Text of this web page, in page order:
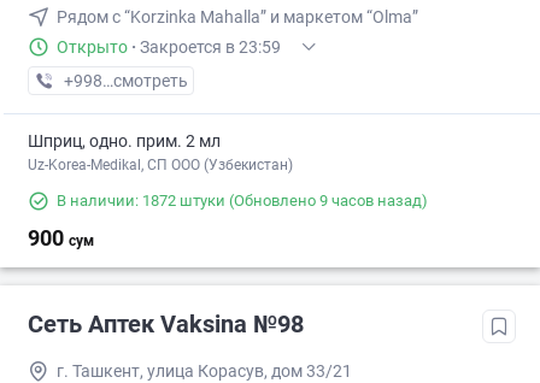
Рядом с “Korzinka Mahalla” и маркетом “Olma”
Открыто · Закроется в 23:59
+998 (77) XXX-XX-XX
смотреть
Шприц, одно. прим. 2 мл
Uz-Korea-Medikal, СП ООО (Узбекистан)
В наличии: 1872 штуки (Обновлено 9 часов назад)
900 сум
Сеть Аптек Vaksina №98
г. Ташкент, улица Корасув, дом 33/21